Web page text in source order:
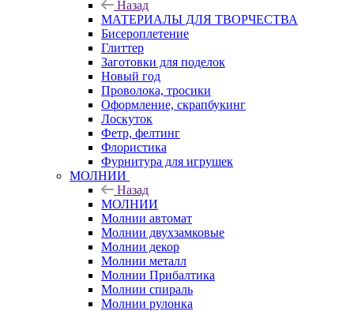
Назад
МАТЕРИАЛЫ ДЛЯ ТВОРЧЕСТВА
Бисероплетение
Глиттер
Заготовки для поделок
Новый год
Проволока, тросики
Оформление, скрапбукинг
Лоскуток
Фетр, фелтинг
Флористика
Фурнитура для игрушек
МОЛНИИ
Назад
МОЛНИИ
Молнии автомат
Молнии двухзамковые
Молнии декор
Молнии металл
Молнии Прибалтика
Молнии спираль
Молнии рулонка